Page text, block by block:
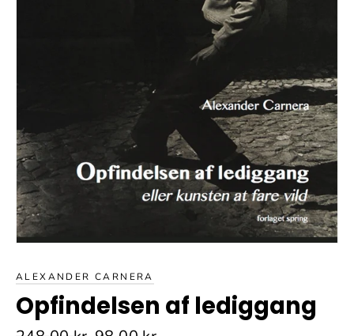
ALEXANDER CARNERA
Opfindelsen af lediggang